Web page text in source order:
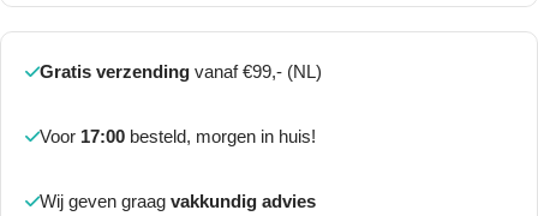
Gratis verzending vanaf €99,- (NL)
Voor 17:00 besteld, morgen in huis!
Wij geven graag vakkundig advies